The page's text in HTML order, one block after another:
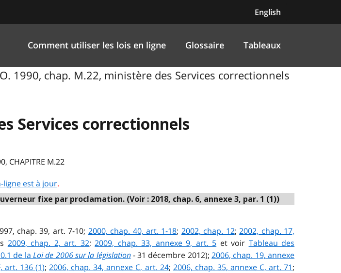
English
Comment utiliser les lois en ligne Glossaire Tableaux
1990, chap. M.22, ministère des Services correctionnels
Services correctionnels
CHAPITRE M.22
ligne est à jour.
fixe par proclamation. (Voir : 2018, chap. 6, annexe 3, par. 1 (1))
chap. 39, art. 7-10; 2000, chap. 40, art. 1-18; 2002, chap. 12;2002, chap. 17,
2009, chap. 2, art. 32;2009, chap. 33, annexe 9, art. 5 et voir Tableau des
de la Loi de 2006 sur la législation- 31 décembre 2012);2006, chap. 19, annexe
art. 136 (1);2006, chap. 34, annexe C, art. 24; 2006, chap. 35, annexe C, art. 71;